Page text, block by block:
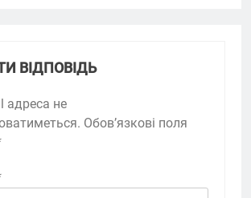
ВІДПОВІДЬ
адреса не
Обов’язкові поля